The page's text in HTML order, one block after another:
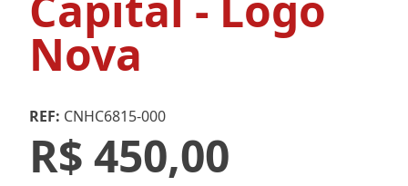
Nova
REF: CNHC6815-000
R$ 450,00